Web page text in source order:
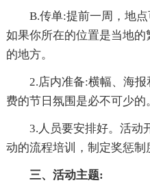
B.传单:提前一周，地点
如果你所在的位置是当地
的地方。
2.店内准备:横幅、海报
费的节日氛围是必不可少的
3.人员要安排好。活动
动的流程培训，制定奖惩制
三、活动主题: